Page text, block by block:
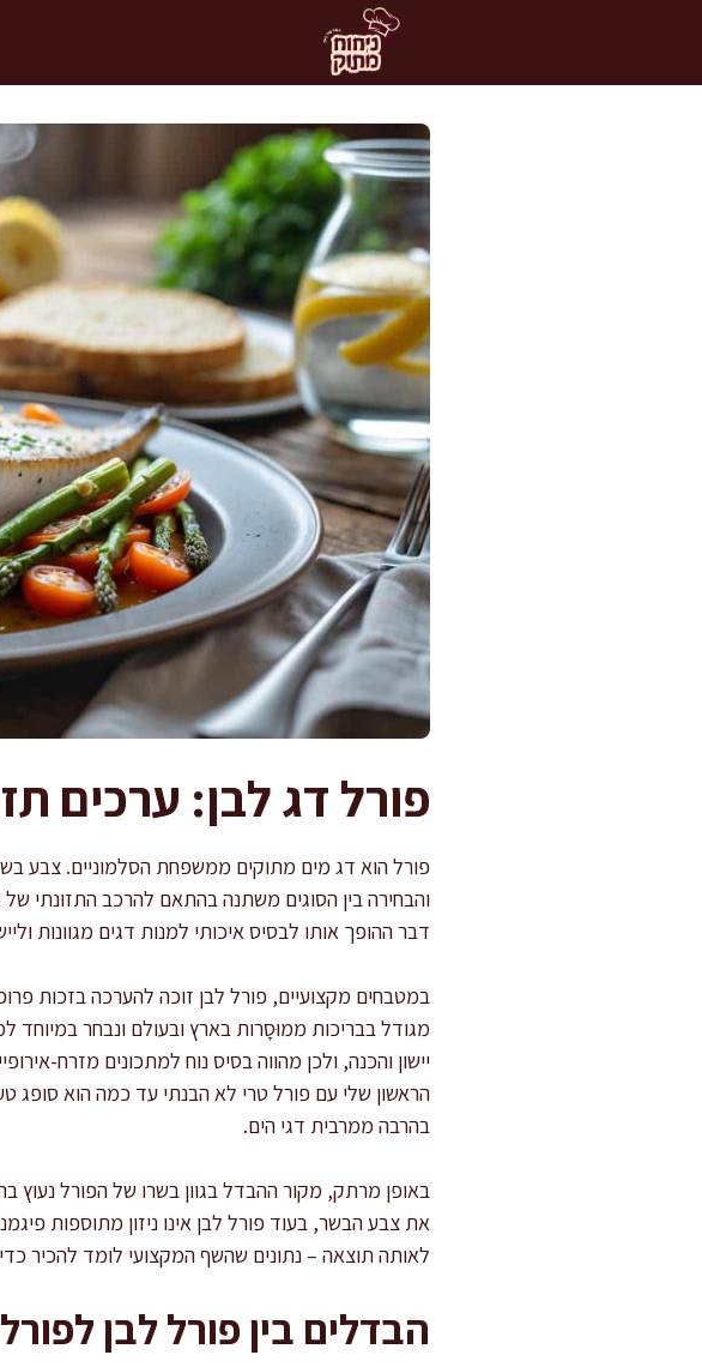
פורל דג לבן: ערכים
פורל הוא דג מים מתוקים ממשפחת הסלמוניים. צבע
והבחירה בין הסוגים משתנה בהתאם להרכב התזונתי
דבר ההופך אותו לבסיס איכותי למנות דגים מגוונות
במטבחים מקצועיים, פורל לבן זוכה להערכה בזכות
מגודל בבריכות ממוּסָרות בארץ ובעולם ונבחר במיוחד
יישון והכנה, ולכן מהווה בסיס נוח למתכונים מזרח-
הראשון שלי עם פורל טרי לא הבנתי עד כמה הוא סופג
בהרבה ממרבית דגי הים.
באופן מרתק, מקור ההבדל בגוון בשרו של הפורל נעוץ
לאותה תוצאה – נתונים שהשף המקצועי לומד להכיר
הבדלים בין פורל לבן